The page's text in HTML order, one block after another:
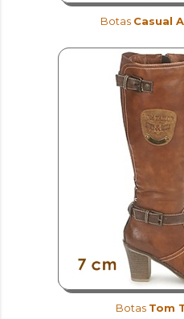
Botas Casual
Botas Tom